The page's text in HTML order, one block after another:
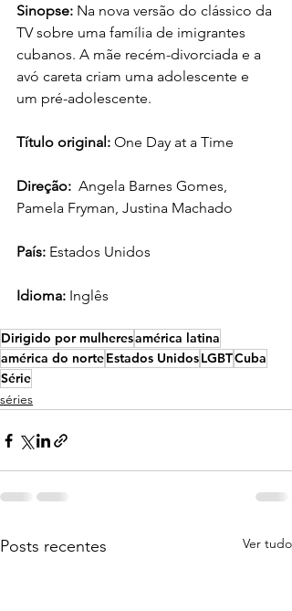
Sinopse: Na nova versão do clássico da
TV sobre uma família de imigrantes
cubanos. A mãe recém-divorciada e a
avó careta criam uma adolescente e
um pré-adolescente.
Título original: One Day at a Time
Direção: Angela Barnes Gomes,
Pamela Fryman, Justina Machado
País: Estados Unidos
Idioma: Inglês
Dirigido por mulheresamérica latina
américa do norteEstados UnidosLGBTCuba
Série
séries
Posts recentes Ver tudo